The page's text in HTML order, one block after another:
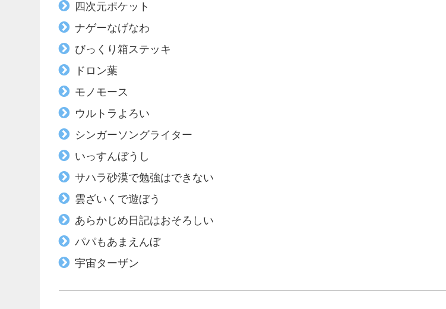
四次元ポケット
ナゲーなげなわ
びっくり箱ステッキ
ドロン葉
モノモース
ウルトラよろい
シンガーソングライター
いっすんぼうし
サハラ砂漠で勉強はできない
雲ざいくで遊ぼう
あらかじめ日記はおそろしい
パパもあまえんぼ
宇宙ターザン